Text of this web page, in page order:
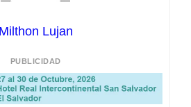
Milthon Lujan
PUBLICIDAD